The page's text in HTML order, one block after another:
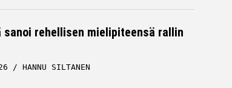
sanoi rehellisen mielipiteensä rallin
HANNU SILTANEN